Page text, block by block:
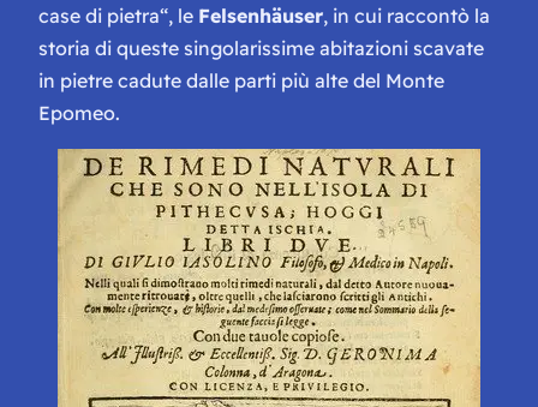
case di pietra“, le Felsenhäuser, in cui raccontò la
storia di queste singolarissime abitazioni scavate
in pietre cadute dalle parti più alte del Monte
Epomeo.